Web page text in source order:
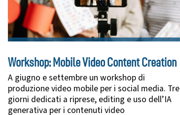
Workshop: Mobile Video Content Creation
A giugno e settembre un workshop di
produzione video mobile per i social media. Tre
giorni dedicati a riprese, editing e uso dell’IA
generativa per i contenuti video